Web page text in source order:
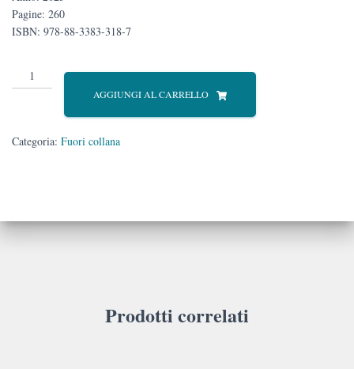
Pagine: 260
ISBN: 978-88-3383-318-7
Lombardia
è
quantità
AGGIUNGI AL CARRELLO
Categoria: Fuori collana
Prodotti correlati